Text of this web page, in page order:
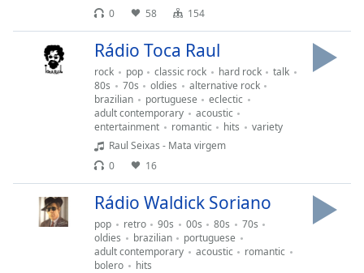
off,
selected
0
58 154
Rádio Toca Raul
rock pop classic rock hard rock
talk
80s
70s oldies
alternative rock
brazilian
portuguese
eclectic
adult contemporary
acoustic
entertainment
romantic hits
variety
Raul Seixas - Mata virgem
0
16
Rádio Waldick Soriano
pop retro 90s 00s 80s
70s
oldies
brazilian
portuguese
adult contemporary
acoustic
romantic
bolero
hits